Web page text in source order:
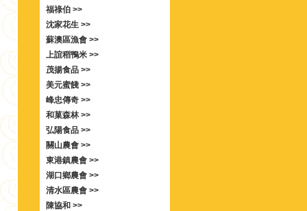
福祿伯 >>
沈家花生 >>
蘇澳區漁會 >>
上誼稻鴨米 >>
茂揚食品 >>
美元蜜餞 >>
峰忠傳奇 >>
和菓森林 >>
弘陽食品 >>
關山農會 >>
東港鎮農會 >>
湖口鄉農會 >>
清水區農會 >>
陳協和 >>